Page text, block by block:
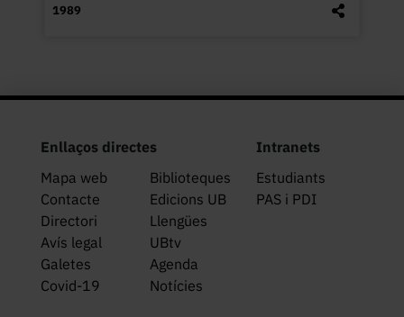
1989
Enllaços directes
Mapa web
Biblioteques
Contacte
Edicions UB
Directori
Llengües
Avís legal
UBtv
Galetes
Agenda
Covid-19
Notícies
Intranets
Estudiants
PAS i PDI